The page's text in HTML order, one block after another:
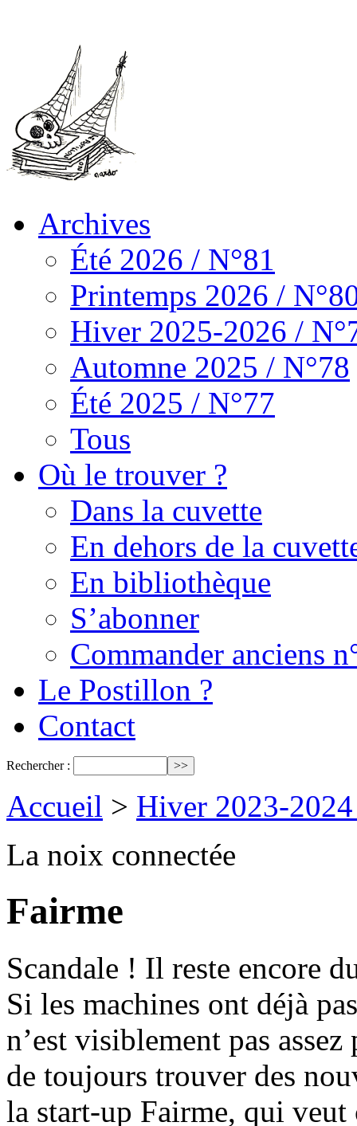
Archives
Été 2026 / N°81
Printemps 2026 /
Hiver 2025-2026 /
Automne 2025 / N°78
Été 2025 / N°77
Tous
Où le trouver ?
Dans la cuvette
En dehors de la
En bibliothèque
S’abonner
Commander anciens
Le Postillon ?
Contact
Rechercher :
Accueil > Hiver 2023-
La noix connectée
Fairme
Scandale ! Il reste encore
Si les machines ont déjà
n’est visiblement pas
de toujours trouver des
la start‑up Fairme, qui